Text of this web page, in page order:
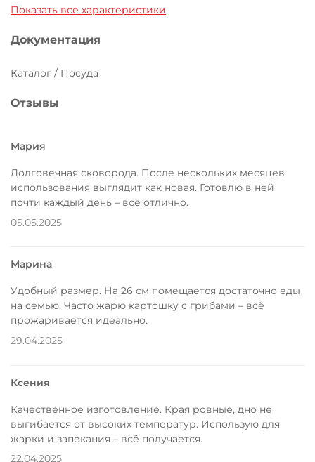
Показать все характеристики
Документация
Каталог / Посуда
Отзывы
Мария
Долговечная сковорода. После нескольких месяцев
использования выглядит как новая. Готовлю в ней
почти каждый день – всё отлично.
05.05.2025
Марина
Удобный размер. На 26 см помещается достаточно еды
на семью. Часто жарю картошку с грибами – всё
прожаривается идеально.
29.04.2025
Ксения
Качественное изготовление. Края ровные, дно не
выгибается от высоких температур. Использую для
жарки и запекания – всё получается.
22.04.2025